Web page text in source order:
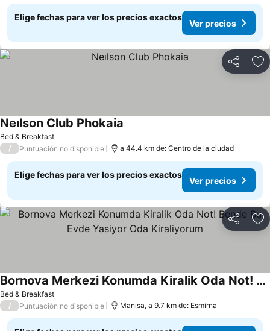
Elige fechas para ver los precios exactos
Ver precios
Compartir
Bed & Breakfast
Neılson Club Phokaia
/ Puntuación no disponible a 44.4 km de: Centro de la ciudad
Elige fechas para ver los precios exactos
Ver precios
Compartir
Bed & Breakfast
Bornova Merkezi Konumda Kiralik Oda Not! Bende Bu Evde Yasiyor Oda Kiraliyorum
/ Puntuación no disponible Manisa, a 9.7 km de: Esmirna